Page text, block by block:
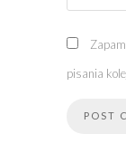
pisania